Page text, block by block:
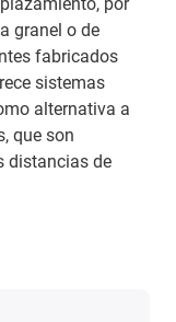
granel o de
fabricados
sistemas
alternativa a
que son
distancias de